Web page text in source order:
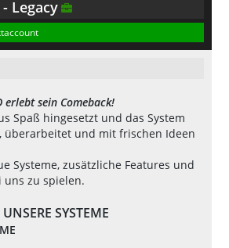
Legacy
erlebt sein Comeback!
Spaß hingesetzt und das System
überarbeitet und mit frischen Ideen
Systeme, zusätzliche Features und
uns zu spielen.
SYSTEME